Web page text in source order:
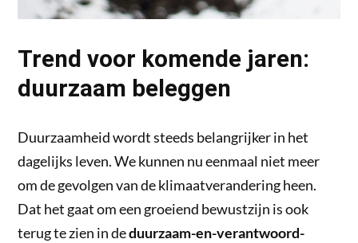
Trend voor komende jaren:
duurzaam beleggen
Duurzaamheid wordt steeds belangrijker in het
dagelijks leven. We kunnen nu eenmaal niet meer
om de gevolgen van de klimaatverandering heen.
Dat het gaat om een groeiend bewustzijn is ook
terug te zien in deduurzaam-en-verantwoord-